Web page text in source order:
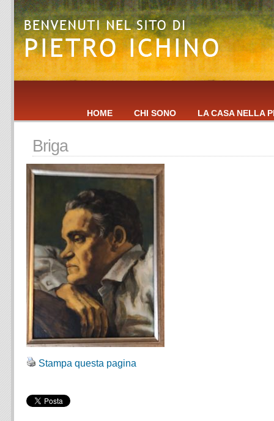
HOME CHI SONO LA CASA NELLA
Briga
Stampa questa pagina